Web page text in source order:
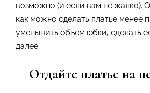
возможно (и если вам не жалко).
как можно сделать платье менее
уменьшить объем юбки, сделать
далее.
Отдайте платье на